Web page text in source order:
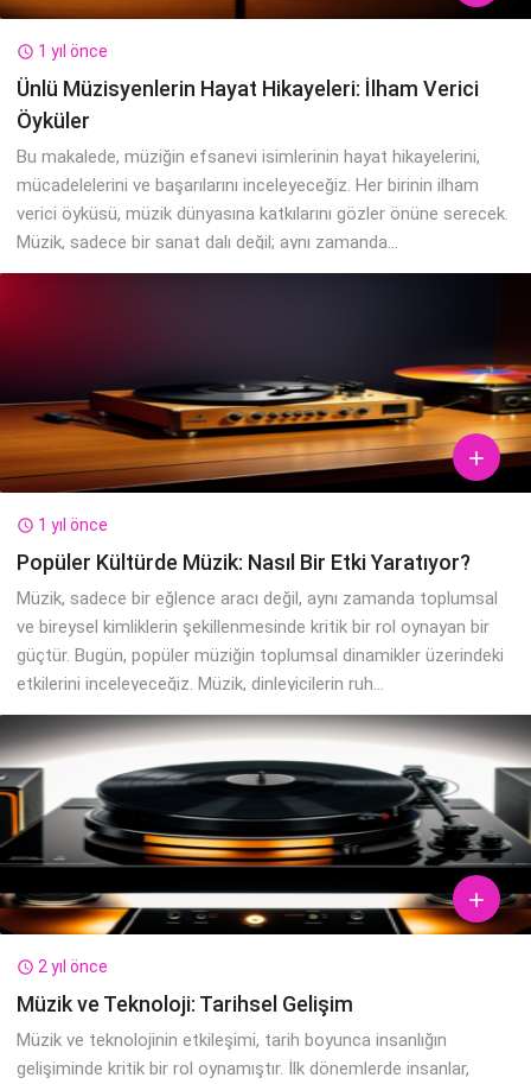
 1 yıl önce
Ünlü Müzisyenlerin Hayat Hikayeleri: İlham Verici
Öyküler
Bu makalede, müziğin efsanevi isimlerinin hayat hikayelerini,
mücadelelerini ve başarılarını inceleyeceğiz. Her birinin ilham
verici öyküsü, müzik dünyasına katkılarını gözler önüne serecek.
Müzik, sadece bir sanat dalı değil; aynı zamanda...

 1 yıl önce
Popüler Kültürde Müzik: Nasıl Bir Etki Yaratıyor?
Müzik, sadece bir eğlence aracı değil, aynı zamanda toplumsal
ve bireysel kimliklerin şekillenmesinde kritik bir rol oynayan bir
güçtür. Bugün, popüler müziğin toplumsal dinamikler üzerindeki
etkilerini inceleyeceğiz. Müzik, dinleyicilerin ruh...

 2 yıl önce
Müzik ve Teknoloji: Tarihsel Gelişim
Müzik ve teknolojinin etkileşimi, tarih boyunca insanlığın
gelişiminde kritik bir rol oynamıştır. İlk dönemlerde insanlar,